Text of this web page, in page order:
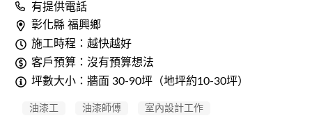
有提供電話
彰化縣 福興鄉
施工時程：越快越好
客戶預算：沒有預算想法
坪數大小：牆面 30-90坪（地坪約10-30坪）
油漆工 油漆師傅 室內設計工作